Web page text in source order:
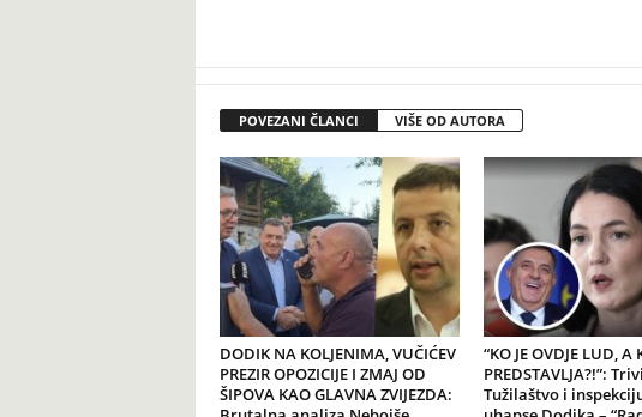
POVEZANI ČLANCI VIŠE OD AUTORA
DODIK NA KOLJENIMA, VUČIĆEV
PREZIR OPOZICIJE I ZMAJ OD
ŠIPOVA KAO GLAVNA ZVIJEZDA:
“KO JE OVDJE LUD, A
PREDSTAVLJA?!”:
Tužilaštvo i